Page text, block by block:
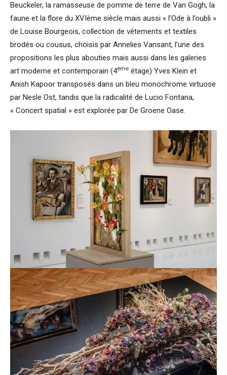
Beuckeler, la ramasseuse de pomme de terre de Van Gogh, la
faune et la flore du XVIème siècle mais aussi « l’Ode à l’oubli »
de Louise Bourgeois, collection de vêtements et textiles
brodés ou cousus, choisis par Annelies Vansant, l’une des
propositions les plus abouties mais aussi dans les galeries
art moderne et contemporain (4ème étage) Yves Klein et
Anish Kapoor transposés dans un bleu monochrome virtuose
par Nesle Ost, tandis que la radicalité de Lucio Fontana,
« Concert spatial » est explorée par De Groene Oase.